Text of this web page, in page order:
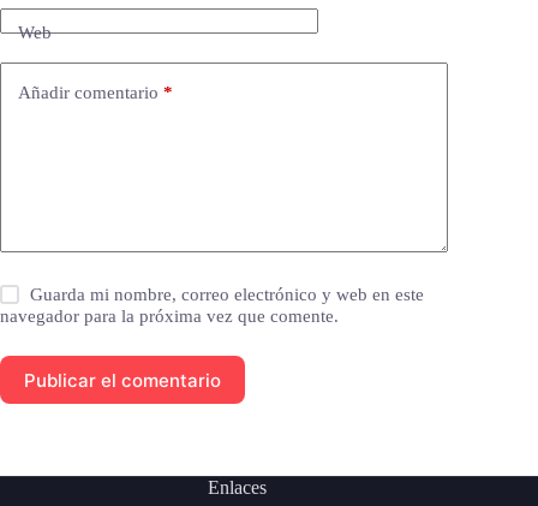
Web
Añadir comentario *
Guarda mi nombre, correo electrónico y web en este
navegador para la próxima vez que comente.
Publicar el comentario
Enlaces